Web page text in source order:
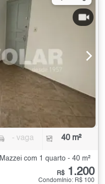
- vaga 40 m²
com 1 quarto - 40 m²
R$ 1.200
Condomínio: R$ 100